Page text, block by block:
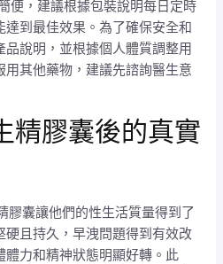
便，建議根據包裝說明每日定時
達到最佳效果。為了確保安全和
說明，並根據個人體質調整用
其他藥物，建議先諮詢醫生意
精膠囊後的真實
膠囊讓他們的性生活質量得到了
且持久，早洩問題得到有效改
力和精神狀態明顯好轉。此